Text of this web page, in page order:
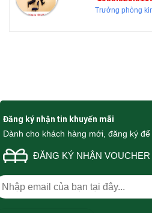
Trưởng phòng
Đăng ký nhận tin khuyến mãi
Dành cho khách hàng mới, đăng ký
ĐĂNG KÝ NHẬN VOUCHER